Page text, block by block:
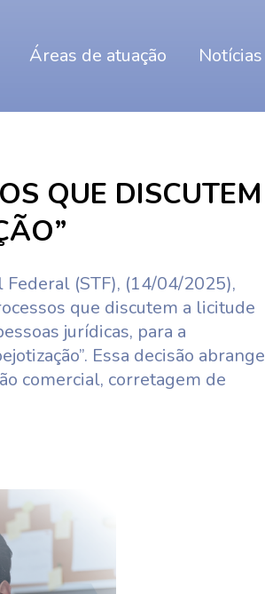
Áreas de atuação Notícias
QUE DISCUTEM
(STF), (14/04/2025),
que discutem a licitude
jurídicas, para a
Essa decisão abrange
comercial, corretagem de